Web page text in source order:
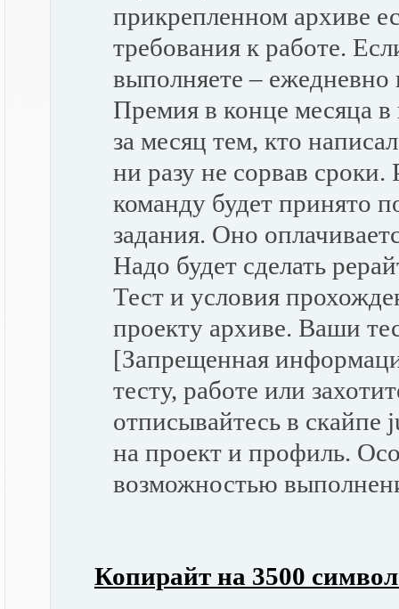
прикрепленном архиве
требования к работе.
выполняете – ежедневно
Премия в конце месяца в
за месяц тем, кто
ни разу не сорвав
команду будет принято
задания. Оно
Надо будет сделать
Тест и условия
проекту архиве. Ваши
[Запрещенная
тесту, работе или
отписывайтесь в
на проект и профиль.
возможностью
Копирайт на 3500